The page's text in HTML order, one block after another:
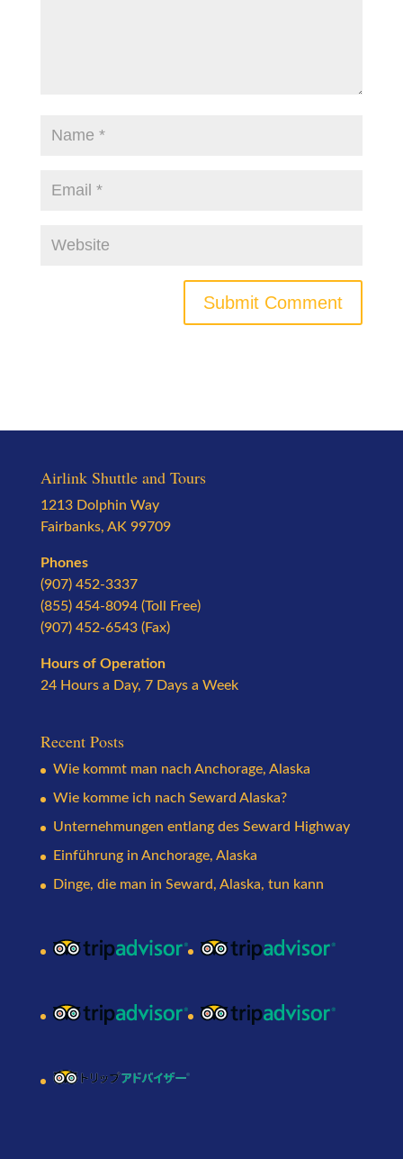
Airlink Shuttle and Tours
1213 Dolphin Way
Fairbanks, AK 99709
Phones
(907) 452-3337
(855) 454-8094 (Toll Free)
(907) 452-6543 (Fax)
Hours of Operation
24 Hours a Day, 7 Days a Week
Recent Posts
Wie kommt man nach Anchorage, Alaska
Wie komme ich nach Seward Alaska?
Unternehmungen entlang des Seward Highway
Einführung in Anchorage, Alaska
Dinge, die man in Seward, Alaska, tun kann